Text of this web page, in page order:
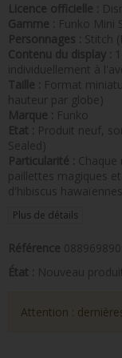
Licence officielle :
Gamme : Funko Mini
Personnages : Stitch
Contenu du display :
individuellement à
Taille : Format
hauteur par globe)
Marque : Funko
Etat : Produit neuf,
Sealed)
Particularité :
paillettes magiques
d'hibiscus hawaïennes.
Plus de détails
Référence
État : Nouveau
Attention :